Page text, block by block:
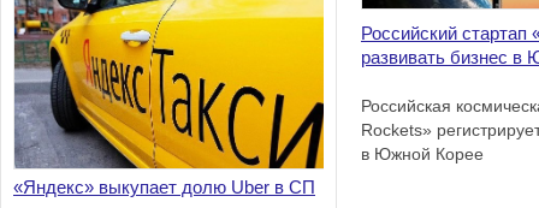
«Яндекс» выкупает долю Uber в СП
Российский
развивать бизнес в
Российская
Rockets»
в Южной Корее